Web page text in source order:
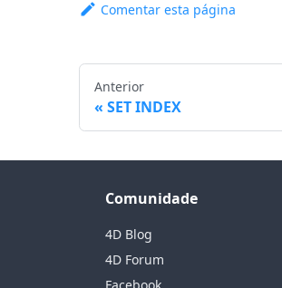
Comentar esta página
Anterior
SET INDEX
Comunidade
4D Blog
4D Forum